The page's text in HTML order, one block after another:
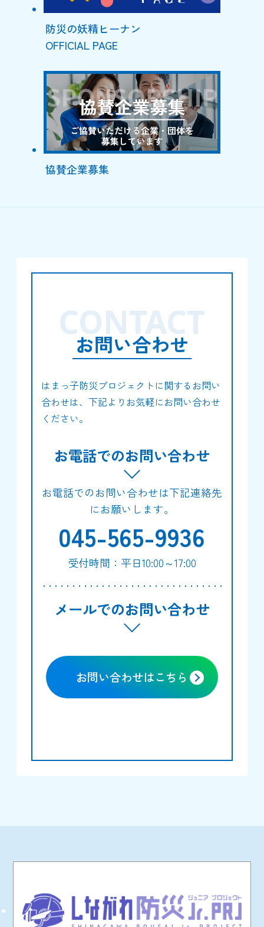
防災の妖精ヒーナン
OFFICIAL PAGE
協賛企業募集
お問い合わせ
CONTACT
はまっ子防災プロジェクトに関するお問い
合わせは、下記よりお気軽にお問い合わせ
ください。
お電話でのお問い合わせ
お電話でのお問い合わせは下記連絡先
にお願いします。
045-565-9936
受付時間：平日10:00～17:00
メールでのお問い合わせ
お問い合わせはこちら